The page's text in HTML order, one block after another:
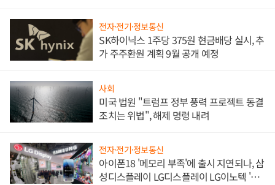
전자·전기·정보통신
SK하이닉스 1주당 375원 현금배당 실시, 추
가 주주환원 계획 9월 공개 예정
사회
미국 법원 "트럼프 정부 풍력 프로젝트 동결
조치는 위법", 해제 명령 내려
전자·전기·정보통신
아이폰18 '메모리 부족'에 출시 지연되나, 삼
성디스플레이 LG디스플레이 LG이노텍 '탈